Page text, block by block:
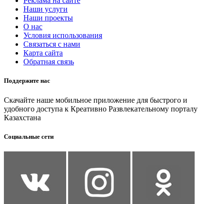
Наши услуги
Наши проекты
О нас
Условия использования
Связаться с нами
Карта сайта
Обратная связь
Поддержите нас
Скачайте наше мобильное приложение для быстрого и
удобного доступа к Креативно Развлекательному порталу
Казахстана
Социальные сети